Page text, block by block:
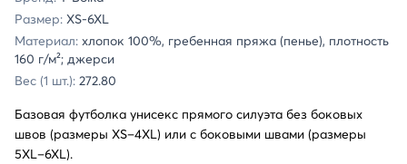
Размер: XS-6XL
Материал: хлопок 100%, гребенная пряжа (пенье), плотность
160 г/м²; джерси
Вес (1 шт.): 272.80
Базовая футболка унисекс прямого силуэта без боковых
швов (размеры XS–4XL) или с боковыми швами (размеры
5XL–6XL).